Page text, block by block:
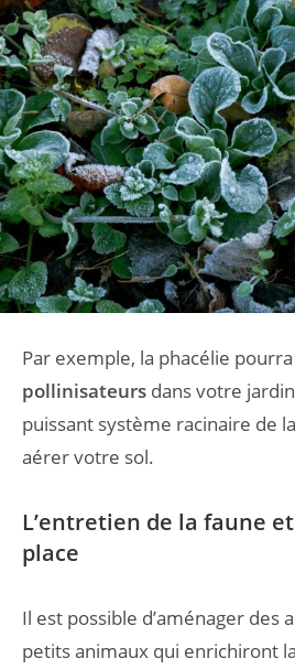
Par exemple, la phacélie
pollinisateurs dans votre
puissant système racinaire de
aérer votre sol.
L’entretien de la faune
place
Il est possible d’aménager des
petits animaux qui enrichiront la